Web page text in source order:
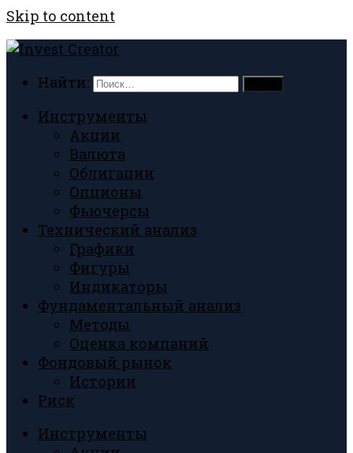
Skip to content
Найти:
Инструменты
Акции
Валюта
Облигации
Опционы
Фьючерсы
Технический анализ
Графики
Фигуры
Индикаторы
Фундаментальный анализ
Методы
Оценка компаний
Фондовый рынок
Истории
Риск
Инструменты